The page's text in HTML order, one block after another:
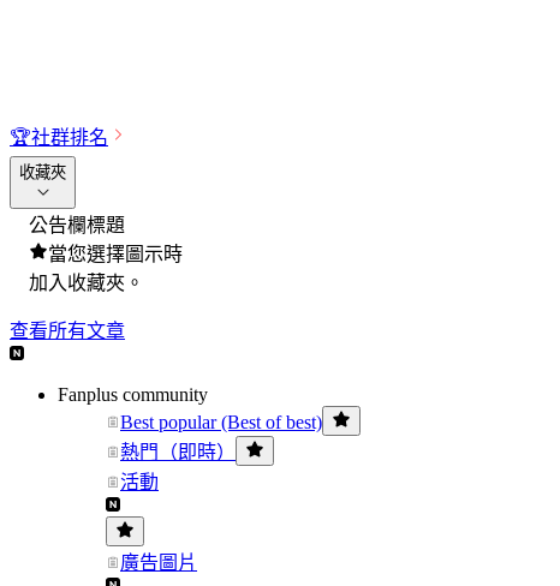
🏆社群排名
收藏夾
公告欄標題
當您選擇圖示時
加入收藏夾。
查看所有文章
Fanplus community
Best popular (Best of best)
熱門（即時）
活動
廣告圖片